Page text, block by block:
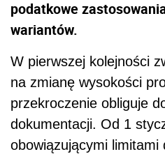
podatkowe
wariantów.
W pierwszej kolejności
na zmianę wysokości
przekroczenie obliguje
dokumentacji. Od 1
obowiązującymi limitami